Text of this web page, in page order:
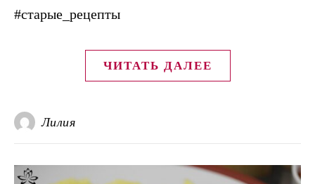
#старые_рецепты
ЧИТАТЬ ДАЛЕЕ
Лилия